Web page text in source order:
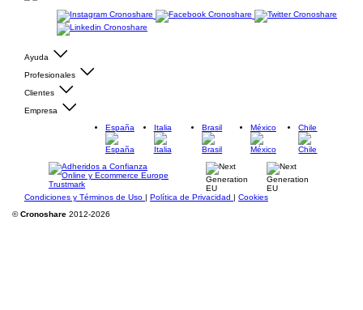
Ayuda
Profesionales
Clientes
Empresa
España
Italia Brasil México Chile
Condiciones y Términos de Uso | Política de Privacidad | Cookies
©Cronoshare 2012-2026